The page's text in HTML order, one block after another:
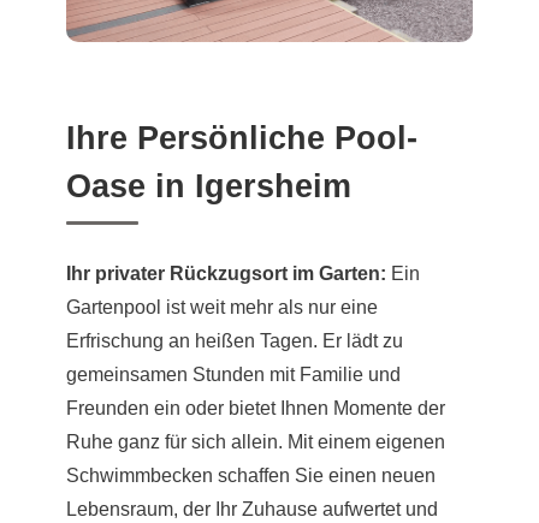
Ihre Persönliche Pool-
Oase in Igersheim
Ihr privater Rückzugsort im Garten: Ein
Gartenpool ist weit mehr als nur eine
Erfrischung an heißen Tagen. Er lädt zu
gemeinsamen Stunden mit Familie und
Freunden ein oder bietet Ihnen Momente der
Ruhe ganz für sich allein. Mit einem eigenen
Schwimmbecken schaffen Sie einen neuen
Lebensraum, der Ihr Zuhause aufwertet und